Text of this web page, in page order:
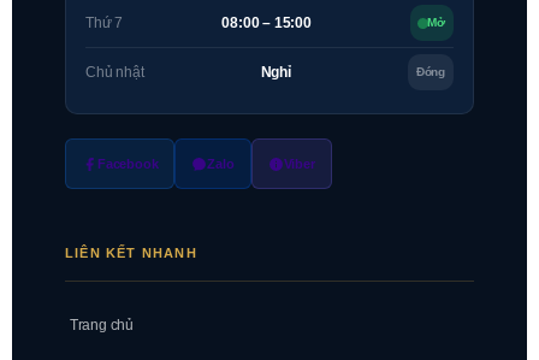
Thứ 7 08:00 – 15:00 Mở
Chủ nhật Nghỉ Đóng
Facebook Zalo Viber
LIÊN KẾT NHANH
Trang chủ